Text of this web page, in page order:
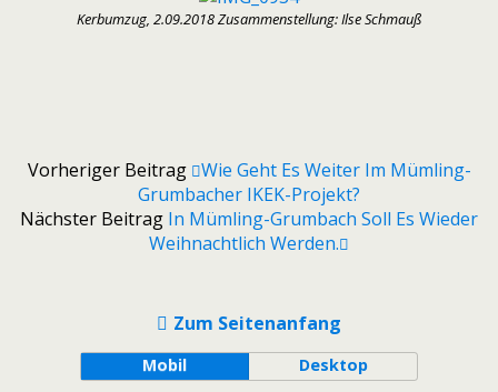
Kerbumzug, 2.09.2018 Zusammenstellung: Ilse Schmauß
Vorheriger Beitrag Wie Geht Es Weiter Im Mümling-
Grumbacher IKEK-Projekt?
Nächster Beitrag In Mümling-Grumbach Soll Es Wieder
Weihnachtlich Werden.
Zum Seitenanfang
Mobil Desktop